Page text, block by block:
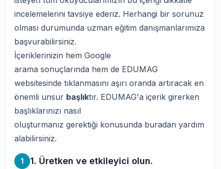
incelemelerini tavsiye ederiz. Herhangi bir sorunuz
olması durumunda uzman eğitim danışmanlarımıza
başvurabilirsiniz.
İçeriklerinizin hem Google
arama sonuçlarında hem de EDUMAG
websitesinde tıklanmasını aşırı oranda artıracak en
önemli unsur başlıktır. EDUMAG'a içerik girerken
başlıklarınızı nasıl
oluşturmanız gerektiği konusunda buradan yardım
alabilirsiniz.
1 1. Üretken ve etkileyici olun.